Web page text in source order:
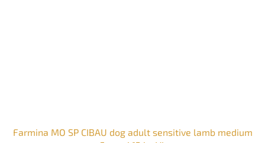
Farmina MO SP CIBAU dog adult sensitive lamb medium